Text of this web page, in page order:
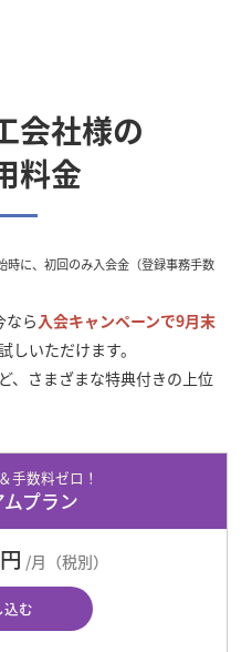
会社様の
料金
時に、初回のみ入会金（登録事務手数
なら 入会キャンペーンで9月末
しいただけます。
、さまざまな特典付きの上位
手数料ゼロ！
プラン
円 /月（税別）
込む